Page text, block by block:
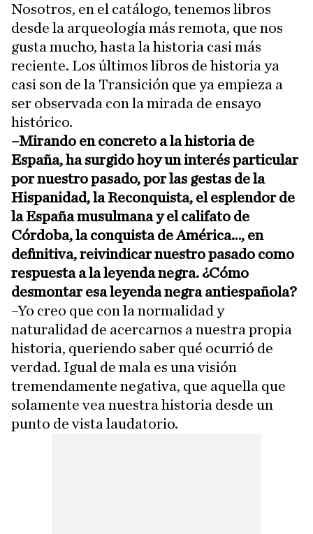
Nosotros, en el catálogo, tenemos libros
desde la arqueología más remota, que nos
gusta mucho, hasta la historia casi más
reciente. Los últimos libros de historia ya
casi son de la Transición que ya empieza a
ser observada con la mirada de ensayo
histórico.
–Mirando en concreto a la historia de
España, ha surgido hoy un interés particular
por nuestro pasado, por las gestas de la
Hispanidad, la Reconquista, el esplendor de
la España musulmana y el califato de
Córdoba, la conquista de América…, en
definitiva, reivindicar nuestro pasado como
respuesta a la leyenda negra. ¿Cómo
desmontar esa leyenda negra antiespañola?
–Yo creo que con la normalidad y
naturalidad de acercarnos a nuestra propia
historia, queriendo saber qué ocurrió de
verdad. Igual de mala es una visión
tremendamente negativa, que aquella que
solamente vea nuestra historia desde un
punto de vista laudatorio.